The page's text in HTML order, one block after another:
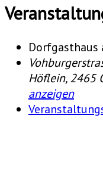
Dorfgasthaus
Höflein, 2465
anzeigen